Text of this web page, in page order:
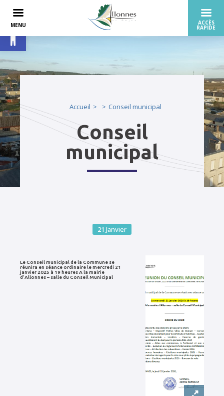
Ouvrir la barre d’outils
Accueil Conseil municipal
Conseil
municipal
21 Janvier
Le Conseil municipal de la Commune se
réunira en séance ordinaire le mercredi 21
janvier 2025 à 19 heures A la mairie
d’Allonnes – salle du Conseil Municipal